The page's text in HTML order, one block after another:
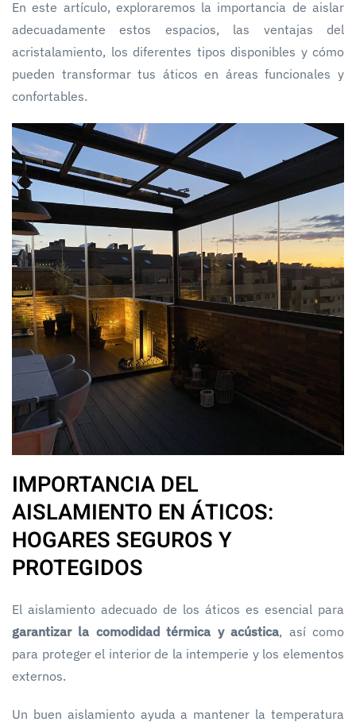
En este artículo, exploraremos la importancia de aislar
adecuadamente estos espacios, las ventajas del
acristalamiento, los diferentes tipos disponibles y cómo
pueden transformar tus áticos en áreas funcionales y
confortables.
IMPORTANCIA DEL
AISLAMIENTO EN ÁTICOS:
HOGARES SEGUROS Y
PROTEGIDOS
El aislamiento adecuado de los áticos es esencial para
garantizar la comodidad térmica y acústica, así como
para proteger el interior de la intemperie y los elementos
externos.
Un buen aislamiento ayuda a mantener la temperatura